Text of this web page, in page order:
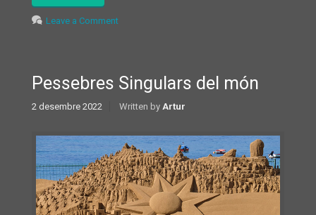
Leave a Comment
Pessebres Singulars del món
2 desembre 2022 Written by Artur